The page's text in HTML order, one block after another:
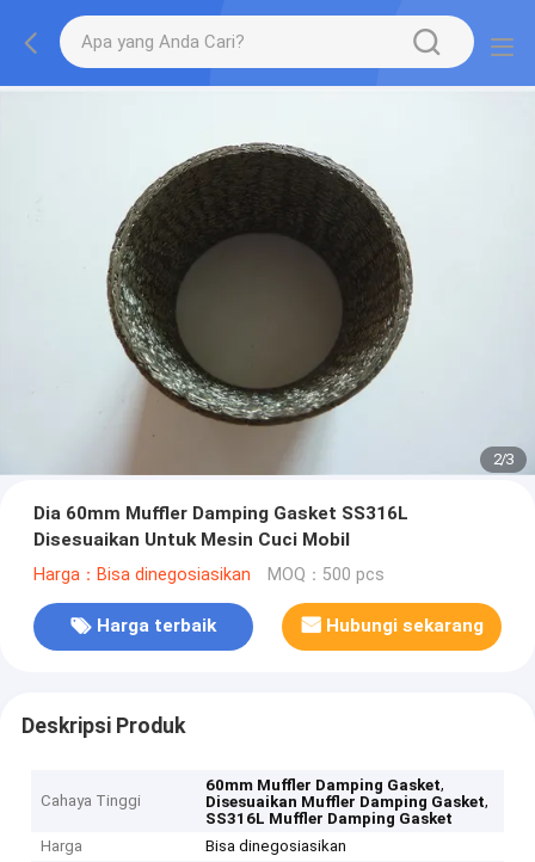
2/3
Dia 60mm Muffler Damping Gasket SS316L
Disesuaikan Untuk Mesin Cuci Mobil
Harga：Bisa dinegosiasikan MOQ：500 pcs
Harga terbaik Hubungi sekarang
Deskripsi Produk
Cahaya Tinggi
60mm Muffler Damping Gasket,
Disesuaikan Muffler Damping Gasket,
SS316L Muffler Damping Gasket
Harga
Bisa dinegosiasikan